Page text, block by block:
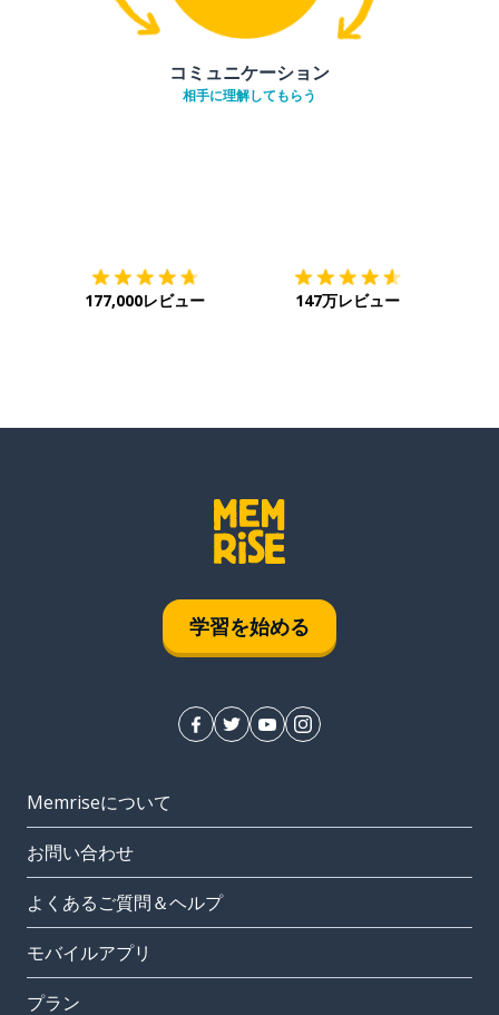
コミュニケーション
相手に理解してもらう
177,000レビュー 147万レビュー
学習を始める
Memriseについて
お問い合わせ
よくあるご質問＆ヘルプ
モバイルアプリ
プラン